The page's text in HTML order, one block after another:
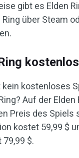
gibt es Elden
Ring über Steam
kein kostenloses
Auf der
Preis des Spiels
kostet 59,99 $
$.